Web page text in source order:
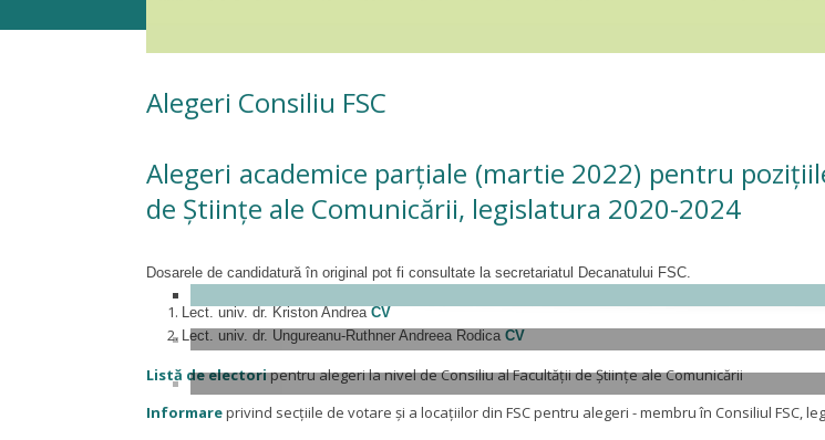
Alegeri Consiliu FSC
Alegeri academice parțiale (martie 2022) pentru
de Științe ale Comunicării, legislatura 2020-2024
Dosarele de candidatură în original pot fi consultate la secretariatul Decanatului FSC.
Lect. univ. dr. Kriston Andrea CV
Lect. univ. dr. Ungureanu-Ruthner Andreea Rodica CV
Listă de electoripentru alegeri la nivel de Consiliu al Facultății de Științe ale Comunicării
Informareprivind secțiile de votare și a locațiilor din FSC pentru alegeri - membru în Consiliul FSC,